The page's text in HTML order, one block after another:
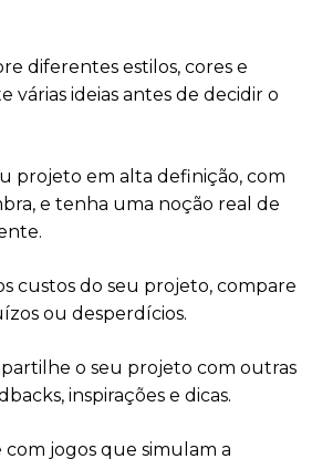
diferentes estilos, cores e
várias ideias antes de decidir o
projeto em alta definição, com
e tenha uma noção real de
custos do seu projeto, compare
ou desperdícios.
o seu projeto com outras
inspirações e dicas.
com jogos que simulam a